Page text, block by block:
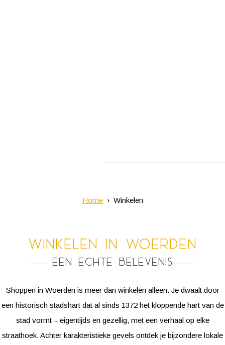
Home Winkelen
Winkelen in Woerden
Een echte belevenis
Shoppen in Woerden is meer dan winkelen alleen. Je dwaalt door
een historisch stadshart dat al sinds 1372 het kloppende hart van de
stad vormt – eigentijds en gezellig, met een verhaal op elke
straathoek. Achter karakteristieke gevels ontdek je bijzondere lokale